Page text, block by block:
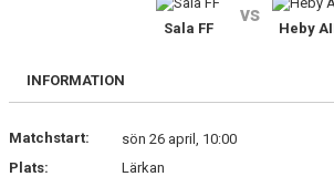
Sala FF
vs
Heby
INFORMATION
Matchstart:
sön 26 april, 10:00
Plats:
Lärkan